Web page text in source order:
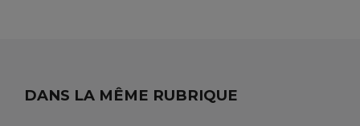
DANS LA MÊME RUBRIQUE